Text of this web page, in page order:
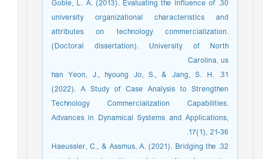
30. Goble, L. A. (2013). Evaluating the influence of
university organizational characteristics and
attributes on technology commercialization.
(Doctoral dissertation). University of North
Carolina, us
31. han Yeon, J., hyoung Jo, S., & Jang, S. H.
(2022). A Study of Case Analysis to Strengthen
Technology Commercialization Capabilities.
Advances in Dynamical Systems and Applications,
17(1), 21-36.‏
32. Haeussler, C., & Assmus, A. (2021). Bridging the